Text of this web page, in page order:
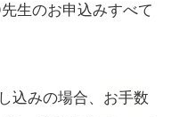
生のお申込みすべて
込みの場合、お手数